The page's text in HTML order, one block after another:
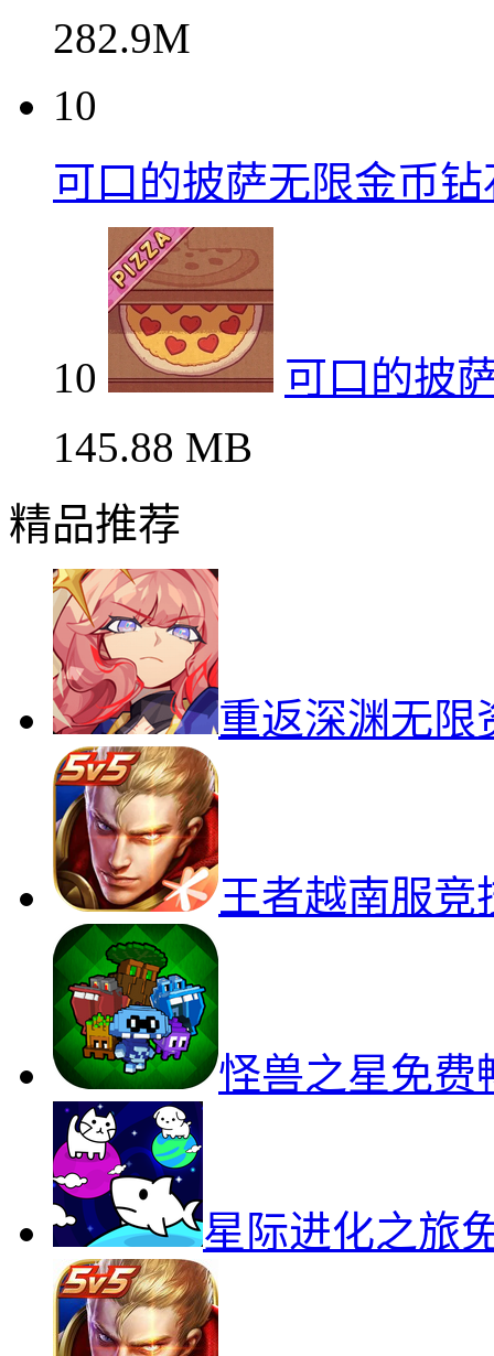
282.9M
10
可口的披萨无限金币
10
可口的披
145.88 MB
精品推荐
重返深渊无限
王者越南服竞
怪兽之星免费
星际进化之旅